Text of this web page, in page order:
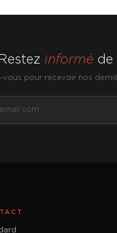
Restez informé de
vous pour recevoir nos